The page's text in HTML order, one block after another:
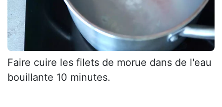
Faire cuire les filets de morue dans de l'eau
bouillante 10 minutes.